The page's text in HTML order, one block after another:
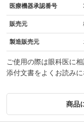
医療機器承認番号
販売元
製造販売元
ご使用の際は眼科医に相
添付文書をよくお読み
商品